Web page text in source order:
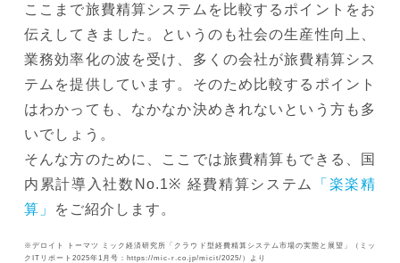
ここまで旅費精算システムを比較するポイントをお
伝えしてきました。というのも社会の生産性向上、
業務効率化の波を受け、多くの会社が旅費精算シス
テムを提供しています。そのため比較するポイント
はわかっても、なかなか決めきれないという方も多
いでしょう。
そんな方のために、ここでは旅費精算もできる、国
内累計導入社数No.1※ 経費精算システム
「楽楽精
算」
をご紹介します。
※デロイト トーマツ ミック経済研究所「クラウド型経費精算システム市場の実態と展望」（ミッ
クITリポート2025年1月号：https://mic-r.co.jp/micit/2025/）より